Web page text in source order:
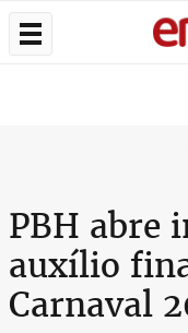
PBH abre
auxílio
Carnaval